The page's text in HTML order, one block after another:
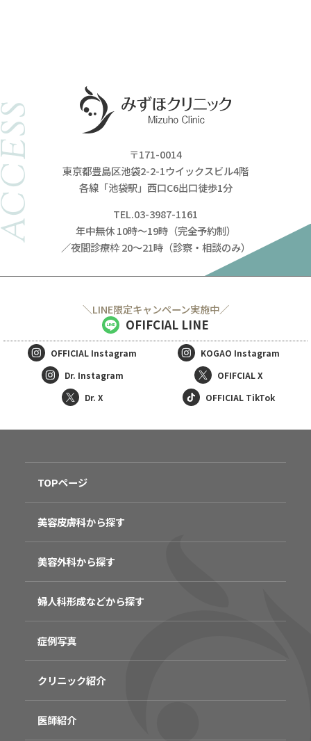
〒171-0014
東京都豊島区池袋2-2-1ウイックスビル4階
各線「池袋駅」西口C6出口徒歩1分
TEL.03-3987-1161
年中無休 10時～19時（完全予約制）
／夜間診療枠 20～21時（診察・相談のみ）
＼LINE限定キャンペーン実施中／
OFIFCIAL LINE
OFFICIAL Instagram KOGAO Instagram
Dr. Instagram
OFIFCIAL X
Dr. X
OFFICIAL TikTok
TOPページ
美容皮膚科から探す
美容外科から探す
婦人科形成などから探す
症例写真
クリニック紹介
医師紹介